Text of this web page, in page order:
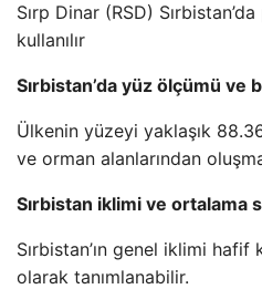
Sırp Dinar (RSD)
kullanılır
Sırbistan’da yüz ölçümü ve
Ülkenin yüzeyi yaklaşık
ve orman alanlarından
Sırbistan iklimi ve ortalama
Sırbistan’ın genel iklimi hafif
olarak tanımlanabilir.